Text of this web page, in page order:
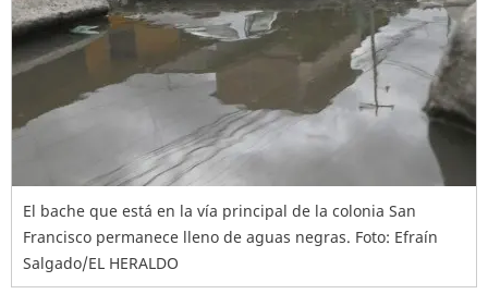
El bache que está en la vía principal de la colonia San
Francisco permanece lleno de aguas negras. Foto: Efraín
Salgado/EL HERALDO